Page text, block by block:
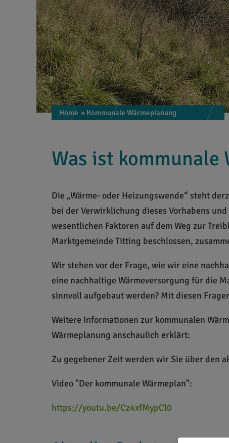
Home » Kommunale Wärmeplanung
Was ist kommunale
Die „Wärme- oder Heizungswende“ steht
bei der Verwirklichung dieses Vorhabens
wesentlichen Faktoren auf dem Weg zur
Marktgemeinde Titting beschlossen,
Wir stehen vor der Frage, wie wir eine
eine nachhaltige Wärmeversorgung für die
sinnvoll aufgebaut werden? Mit diesen
Weitere Informationen zur kommunalen
Wärmeplanung anschaulich erklärt:
Zu gegebener Zeit werden wir Sie über den
Video "Der kommunale Wärmeplan":
https://youtu.be/Cz4xfMypCl0